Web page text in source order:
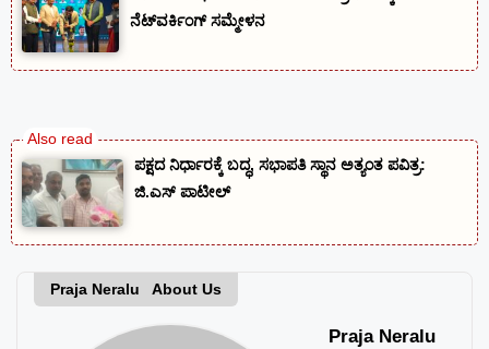
ನೆಟ್‌ವರ್ಕಿಂಗ್ ಸಮ್ಮೇಳನ
ಪಕ್ಷದ ನಿರ್ಧಾರಕ್ಕೆ ಬದ್ಧ, ಸಭಾಪತಿ ಸ್ಥಾನ ಅತ್ಯಂತ ಪವಿತ್ರ:
ಜಿ.ಎಸ್ ಪಾಟೀಲ್
Praja Neralu About Us
Praja Neralu